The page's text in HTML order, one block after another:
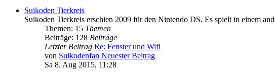
Suikoden Tierkreis
Suikoden Tierkreis erschien 2009 für den Nintendo DS. Es spielt in einem
Themen: 15 Themen
Beiträge: 128 Beiträge
Letzter Beitrag Re: Fenster und Wifi
von Suikodenfan Neuester Beitrag
Sa 8. Aug 2015, 11:28